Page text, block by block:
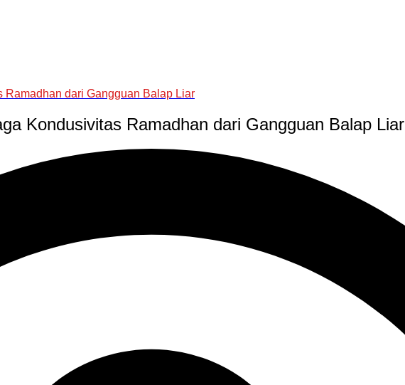
Ramadhan dari Gangguan Balap Liar
Kondusivitas Ramadhan dari Gangguan Balap Liar